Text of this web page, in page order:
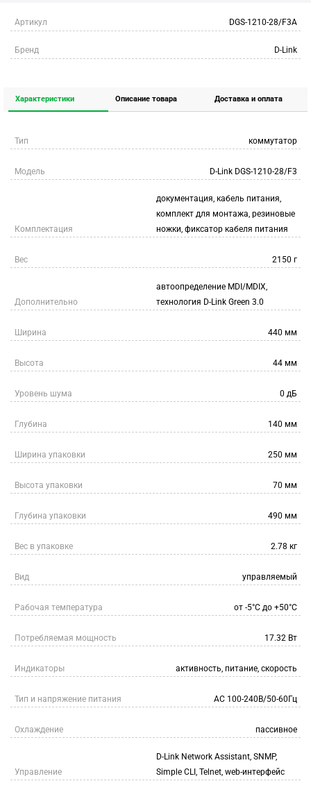
Артикул DGS-1210-28/F3A
Бренд D-Link
Характеристики Описание товара Доставка и оплата
Тип коммутатор
Модель D-Link DGS-1210-28/F3
Комплектация
документация, кабель питания,
комплект для монтажа, резиновые
ножки, фиксатор кабеля питания
Вес 2150 г
Дополнительно
автоопределение MDI/MDIX,
технология D-Link Green 3.0
Ширина 440 мм
Высота 44 мм
Уровень шума 0 дБ
Глубина 140 мм
Ширина упаковки 250 мм
Высота упаковки 70 мм
Глубина упаковки 490 мм
Вес в упаковке 2.78 кг
Вид управляемый
Рабочая температура от -5°C до +50°C
Потребляемая мощность 17.32 Вт
Индикаторы активность, питание, скорость
Тип и напряжение питания AC 100-240В/50-60Гц
Охлаждение пассивное
Управление
D-Link Network Assistant, SNMP,
Simple CLI, Telnet, web-интерфейс